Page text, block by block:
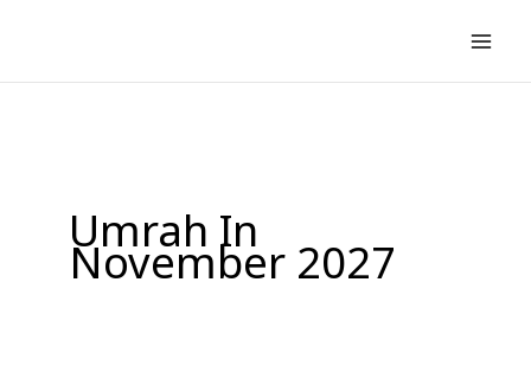
konten
Umrah In
November 2027